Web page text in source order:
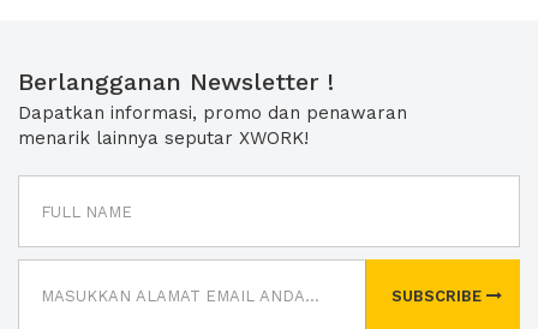
Berlangganan Newsletter !
Dapatkan informasi, promo dan penawaran
menarik lainnya seputar XWORK!
SUBSCRIBE